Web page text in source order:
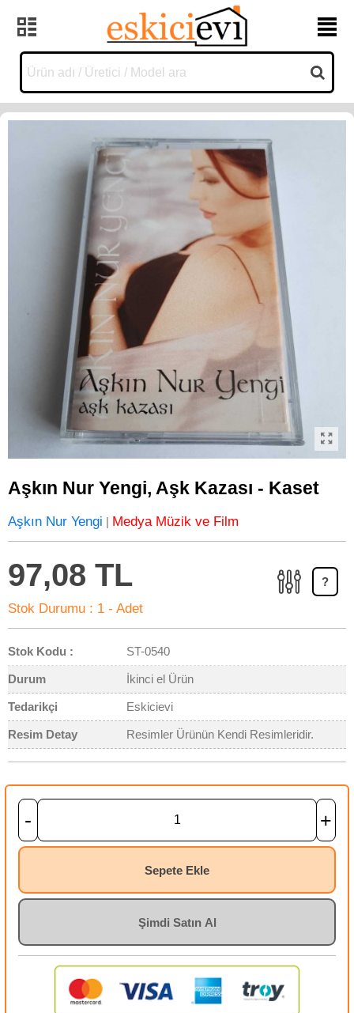
Aşkın Nur Yengi, Aşk Kazası - Kaset
Aşkın Nur Yengi | Medya Müzik ve Film
97,08 TL
Stok Durumu : 1 - Adet
?
Stok Kodu : ST-0540
Durum İkinci el Ürün
Tedarikçi Eskicievi
Resim Detay Resimler Ürünün Kendi Resimleridir.
- +
Sepete Ekle
Şimdi Satın Al